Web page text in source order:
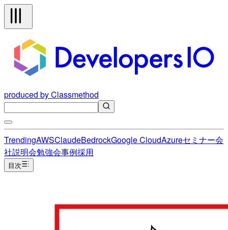
produced by Classmethod
TrendingAWSClaudeBedrockGoogle CloudAzureセミナー会
社説明会勉強会事例採用
目次